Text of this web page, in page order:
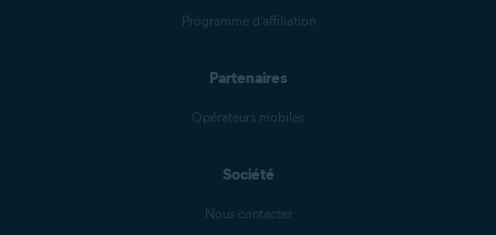
Programme d’affiliation
Partenaires
Opérateurs mobiles
Société
Nous contacter